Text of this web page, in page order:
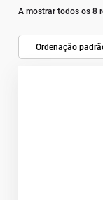
A mostrar todos os 8